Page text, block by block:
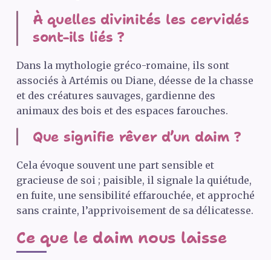
À quelles divinités les cervidés
sont-ils liés ?
Dans la mythologie gréco-romaine, ils sont
associés à Artémis ou Diane, déesse de la chasse
et des créatures sauvages, gardienne des
animaux des bois et des espaces farouches.
Que signifie rêver d’un daim ?
Cela évoque souvent une part sensible et
gracieuse de soi ; paisible, il signale la quiétude,
en fuite, une sensibilité effarouchée, et approché
sans crainte, l’apprivoisement de sa délicatesse.
Ce que le daim nous laisse